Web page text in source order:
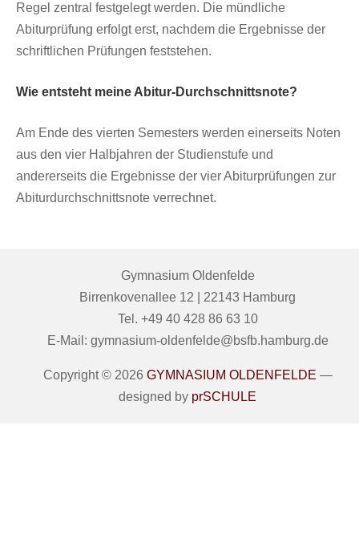
Regel zentral festgelegt werden. Die mündliche
Abiturprüfung erfolgt erst, nachdem die Ergebnisse der
schriftlichen Prüfungen feststehen.
Wie entsteht meine Abitur-Durchschnittsnote?
Am Ende des vierten Semesters werden einerseits Noten
aus den vier Halbjahren der Studienstufe und
andererseits die Ergebnisse der vier Abiturprüfungen zur
Abiturdurchschnittsnote verrechnet.
Gymnasium Oldenfelde
Birrenkovenallee 12 | 22143 Hamburg
Tel. +49 40 428 86 63 10
E-Mail: gymnasium-oldenfelde@bsfb.hamburg.de
Copyright © 2026 GYMNASIUM OLDENFELDE —
designed by prSCHULE